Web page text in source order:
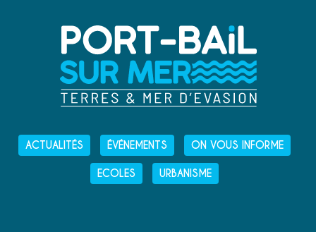
ACTUALITÉS ÉVÉNEMENTS ON VOUS INFORME
ECOLES URBANISME